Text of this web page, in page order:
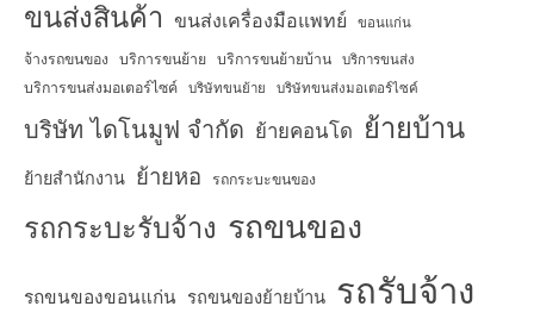
ขนส่งสินค้า ขนส่งเครื่องมือแพทย์ ขอนแก่น
จ้างรถขนของ บริการขนย้าย บริการขนย้ายบ้าน บริการขนส่ง
บริการขนส่งมอเตอร์ไซค์ บริษัทขนย้าย บริษัทขนส่งมอเตอร์ไซค์
บริษัท ไดโนมูฟ จำกัด ย้ายคอนโด ย้ายบ้าน
ย้ายสำนักงาน ย้ายหอ รถกระบะขนของ
รถกระบะรับจ้าง รถขนของ
รถขนของขอนแก่น รถขนของย้ายบ้าน รถรับจ้าง